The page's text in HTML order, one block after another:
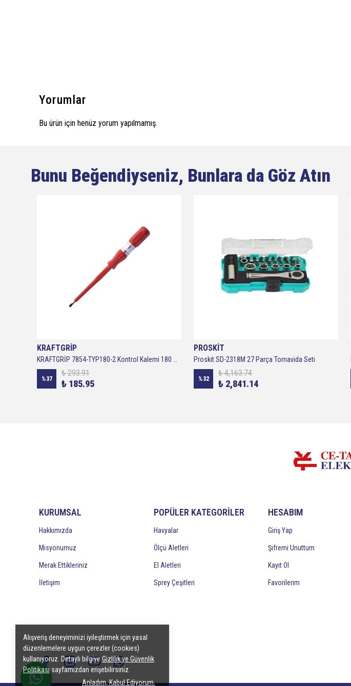
Alışveriş deneyiminizi iyileştirmek için yasal
düzenlemelere uygun çerezler (cookies)
kullanıyoruz. Detaylı bilgiyeGizlilik ve Güvenlik
Politikasısayfamızdan erişebilirsiniz.
Anladım, Kabul Ediyorum.
Yorumlar
Bu ürün için henüz yorum yapılmamış.
Bunu Beğendiyseniz, Bunlara da Göz Atın
KRAFTGRİP
KRAFTGRİP 7854-TYP180-2 Kontrol Kalemi 180 mm 220-250V VDE
%37
₺ 293.91
₺ 185.95
PROSKİT
Proskit SD-2318M 27 Parça Tornavida Seti
%32
₺ 4,163.74
₺ 2,841.14
KURUMSAL
Hakkımızda
Misyonumuz
Merak Ettikleriniz
İletişim
POPÜLER KATEGORİLER
Havyalar
Ölçü Aletleri
El Aletleri
Sprey Çeşitleri
HESABIM
Giriş Yap
Şifremi Unuttum
Kayıt Ol
Favorilerim